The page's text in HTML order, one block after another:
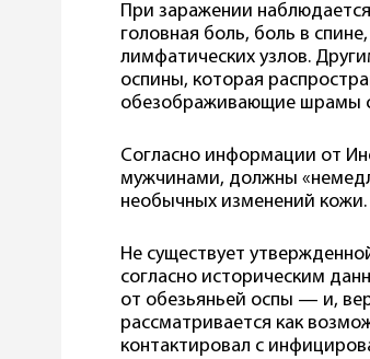
При заражении
головная боль, боль в
лимфатических узлов.
оспины, которая
обезображивающие шрамы
Согласно информации от
мужчинами, должны
необычных изменений кожи.
Не существует
согласно историческим
от обезьяньей оспы — и,
рассматривается как
контактировал с